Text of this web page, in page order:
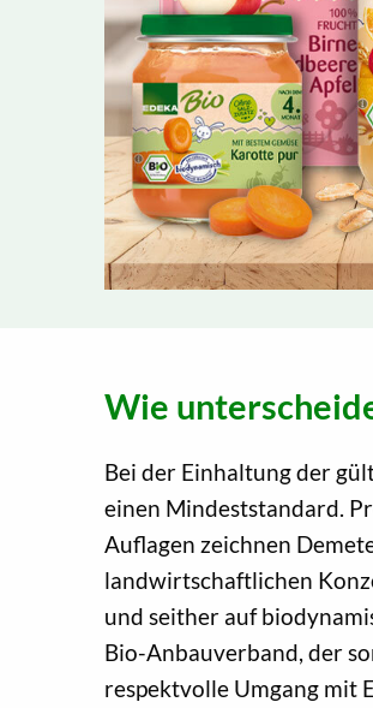
Wie
Bei der Einhaltung der
einen Mindeststandard.
Auflagen zeichnen
landwirtschaftlichen
und seither auf
Bio-Anbauverband, der
respektvolle Umgang mit